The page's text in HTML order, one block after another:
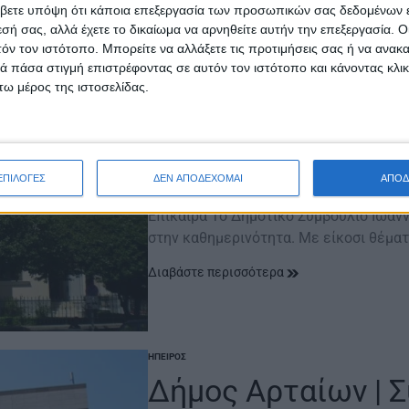
υπόψη ότι κάποια επεξεργασία των προσωπικών σας δεδομένων
σας, αλλά έχετε το δικαίωμα να αρνηθείτε αυτήν την επεξεργασία.
τον ιστότοπο. Μπορείτε να αλλάξετε τις προτιμήσεις σας ή να
στιγμή επιστρέφοντας σε αυτόν τον ιστότοπο και κάνοντας
μέρος της ιστοσελίδας.
ΔΕΝ ΑΠΟΔΕΧΟΜΑΙ
POSTED
ΕΠΊΚΑΙΡΑΉΠΕΙΡΟΣ
Δήμος
ίνες
on
21 Ιουλίου 2026
Επίκαιρα Το Δημοτικό Συμβούλιο
στην καθημερινότητα. Με είκοσι
Διαβάστε περισσότερα
POSTED
ΉΠΕΙΡΟΣ
Δήμος Αρταίων |